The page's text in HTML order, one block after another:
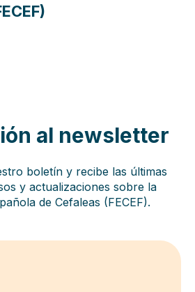
al newsletter
boletín y recibe las últimas
y actualizaciones sobre la
de Cefaleas (FECEF).